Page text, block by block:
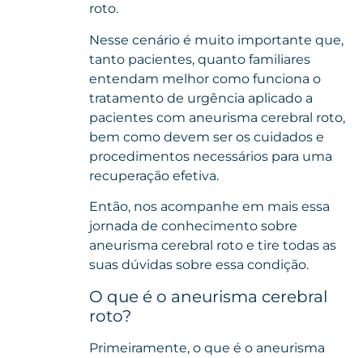
roto.
Nesse cenário é muito importante que,
tanto pacientes, quanto familiares
entendam melhor como funciona o
tratamento de urgência aplicado a
pacientes com aneurisma cerebral roto,
bem como devem ser os cuidados e
procedimentos necessários para uma
recuperação efetiva.
Então, nos acompanhe em mais essa
jornada de conhecimento sobre
aneurisma cerebral roto e tire todas as
suas dúvidas sobre essa condição.
O que é o aneurisma cerebral
roto?
Primeiramente, o que é o aneurisma